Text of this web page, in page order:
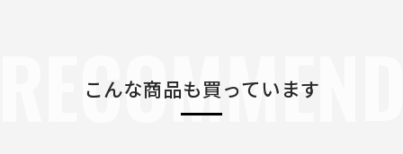
こんな商品も買っています